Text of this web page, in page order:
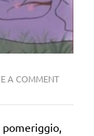
A COMMENT
pomeriggio,